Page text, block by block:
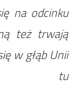
na odcinku
też trwają
w głąb Unii
tu